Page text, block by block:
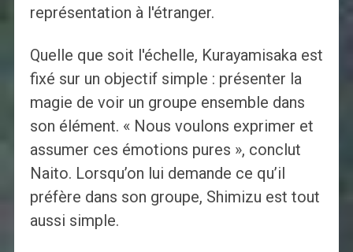
représentation à l'étranger.
Quelle que soit l'échelle, Kurayamisaka est
fixé sur un objectif simple : présenter la
magie de voir un groupe ensemble dans
son élément. « Nous voulons exprimer et
assumer ces émotions pures », conclut
Naito. Lorsqu’on lui demande ce qu’il
préfère dans son groupe, Shimizu est tout
aussi simple.